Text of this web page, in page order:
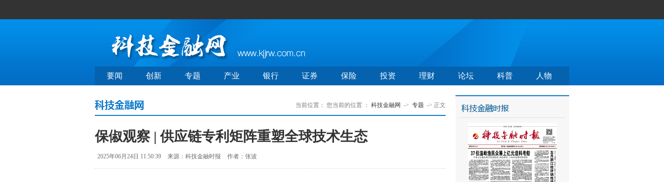
要闻 创新 专题 产业 银行 证券 保险 投资 理财 论坛 科普 人物
当前位置： 您当前的位置 ： 科技金融网 -> 专题 -> 正文
保俶观察 | 供应链专利矩阵重塑全球技术生态
2025年06月24日 11:50:39 来源：科技金融时报 作者：张波